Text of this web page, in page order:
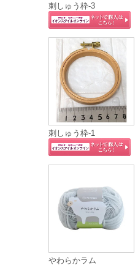
刺しゅう枠-3
刺しゅう枠-1
やわらかラム